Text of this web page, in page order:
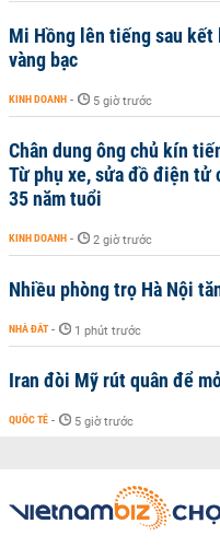
Mi Hồng lên tiếng sau
vàng bạc
KINH DOANH - 5 giờ trước
Chân dung ông chủ kín
Từ phụ xe, sửa đồ điện tử
35 năm tuổi
KINH DOANH - 2 giờ trước
Nhiều phòng trọ Hà Nội
NHÀ ĐẤT - 1 phút trước
Iran đòi Mỹ rút quân để
QUỐC TẾ - 5 giờ trước